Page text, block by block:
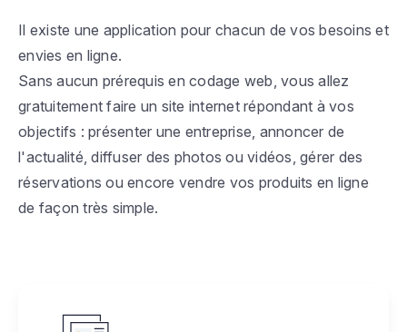
Il existe une application pour chacun de vos besoins et
envies en ligne.
Sans aucun prérequis en codage web, vous allez
gratuitement faire un site internet répondant à vos
objectifs : présenter une entreprise, annoncer de
l'actualité, diffuser des photos ou vidéos, gérer des
réservations ou encore vendre vos produits en ligne
de façon très simple.